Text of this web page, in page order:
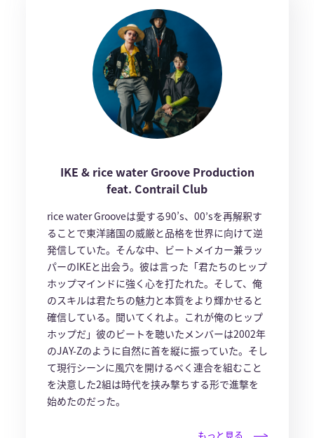
IKE & rice water Groove Production
feat. Contrail Club
rice water Grooveは愛する90’s、00’sを再解釈す
ることで東洋諸国の威厳と品格を世界に向けて逆
発信していた。そんな中、ビートメイカー兼ラッ
パーのIKEと出会う。彼は言った「君たちのヒップ
ホップマインドに強く心を打たれた。そして、俺
のスキルは君たちの魅力と本質をより輝かせると
確信している。聞いてくれよ。これが俺のヒップ
ホップだ」彼のビートを聴いたメンバーは2002年
のJAY-Zのように自然に首を縦に振っていた。そし
て現行シーンに風穴を開けるべく連合を組むこと
を決意した2組は時代を挟み撃ちする形で進撃を
始めたのだった。
もっと見る